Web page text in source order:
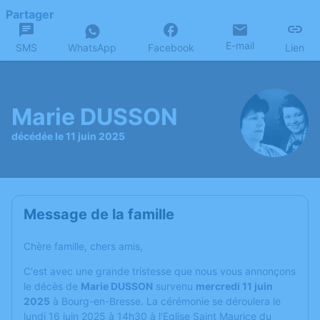
Partager
SMS WhatsApp Facebook E-mail Lien
Marie DUSSON
décédée le 11 juin 2025
Message de la famille
Chère famille, chers amis,
C'est avec une grande tristesse que nous vous annonçons
le décès de Marie DUSSON survenu mercredi 11 juin
2025 à Bourg-en-Bresse. La cérémonie se déroulera le
lundi 16 juin 2025 à 14h30 à l'Eglise Saint Maurice du